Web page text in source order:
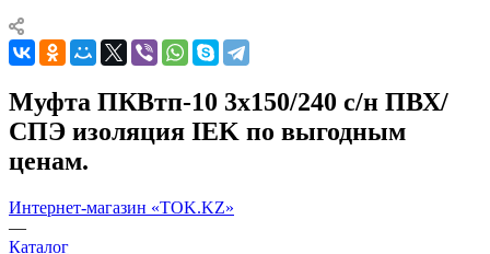
Муфта ПКВтп-10 3х150/240 с/н ПВХ/
СПЭ изоляция IEK по выгодным
ценам.
Интернет-магазин «TOK.KZ»
—
Каталог